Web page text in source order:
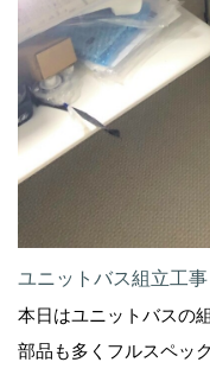
ユニットバス組立工事
本日はユニットバスの
部品も多くフルスペッ